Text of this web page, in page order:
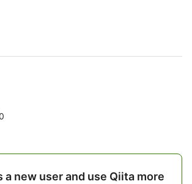
a new user and use Qiita more